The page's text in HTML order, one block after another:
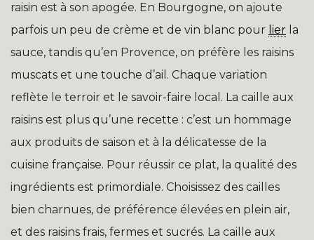
raisin est à son apogée. En Bourgogne, on ajoute
parfois un peu de crème et de vin blanc pour lier la
sauce, tandis qu’en Provence, on préfère les raisins
muscats et une touche d’ail. Chaque variation
reflète le terroir et le savoir-faire local. La caille aux
raisins est plus qu’une recette : c’est un hommage
aux produits de saison et à la délicatesse de la
cuisine française. Pour réussir ce plat, la qualité des
ingrédients est primordiale. Choisissez des cailles
bien charnues, de préférence élevées en plein air,
et des raisins frais, fermes et sucrés. La caille aux